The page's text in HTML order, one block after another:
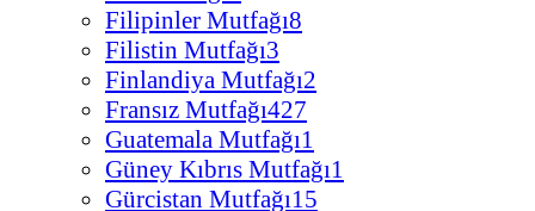
Filipinler Mutfağı8
Filistin Mutfağı3
Finlandiya Mutfağı2
Fransız Mutfağı427
Guatemala Mutfağı1
Güney Kıbrıs Mutfağı1
Gürcistan Mutfağı15